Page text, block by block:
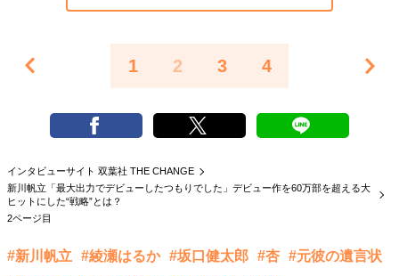
1 2 3 4
インタビューサイト 双葉社 THE CHANGE
新川帆立「最大出力でデビューしたつもりでした」デビュー作を60万部を超える大
ヒットにした“戦略”とは？
2ページ目
#新川帆立 #綾瀬はるか #坂口健太郎 #杏 #元彼の遺言状